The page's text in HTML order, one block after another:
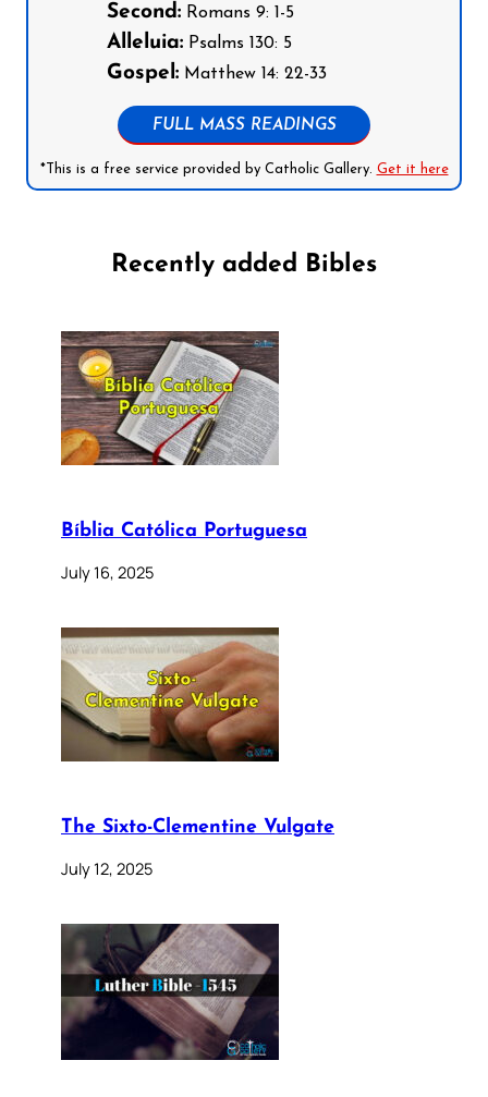
Second: Romans 9: 1-5
Alleluia: Psalms 130: 5
Gospel: Matthew 14: 22-33
FULL MASS READINGS
*This is a free service provided by Catholic Gallery. Get it here
Recently added Bibles
Bíblia Católica Portuguesa
July 16, 2025
The Sixto-Clementine Vulgate
July 12, 2025